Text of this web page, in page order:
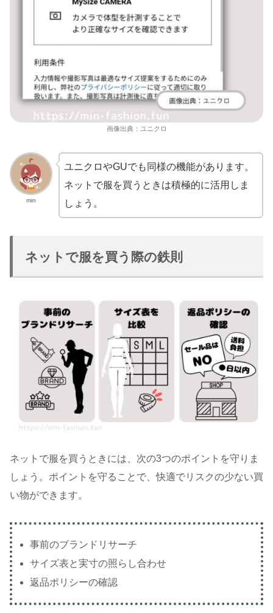
画像出典：ユニクロ
min
ユニクロやGUでも同様の機能があります。
ネットで服を買うときは積極的に活用しま
しょう。
ネットで服を買う際の鉄則
ネットで服を買うときには、次の3つのポイントを守りま
しょう。ポイントを守ることで、快適でリスクの少ない買
い物ができます。
事前のブランドリサーチ
サイズ表と実寸の照らし合わせ
返品ポリシーの確認